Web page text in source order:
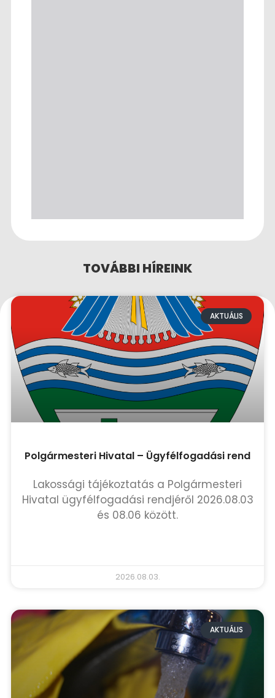
TOVÁBBI HÍREINK
AKTUÁLIS
Polgármesteri Hivatal – Ügyfélfogadási rend
Lakossági tájékoztatás a Polgármesteri
Hivatal ügyfélfogadási rendjéről 2026.08.03
és 08.06 között.
2026.08.03.
AKTUÁLIS